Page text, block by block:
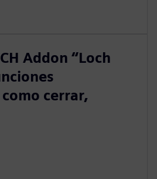
Addon “Loch
cerrar,